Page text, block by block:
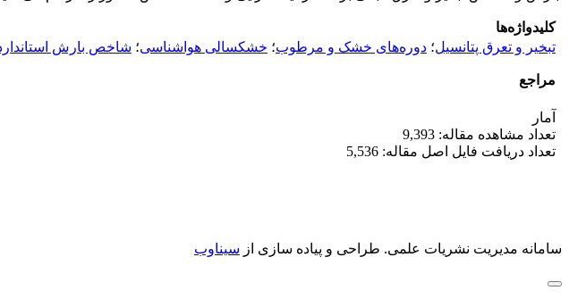
کلیدواژه‌ها
تبخیر و تعرق پتانسیل؛ دوره‌های خشک و مرطوب؛ خشکسالی هواشناسی؛ شاخص بارش
مراجع
آمار
تعداد مشاهده مقاله: 9,393
تعداد دریافت فایل اصل مقاله: 5,536
سامانه مدیریت نشریات علمی. طراحی و پیاده سازی از سیناوب